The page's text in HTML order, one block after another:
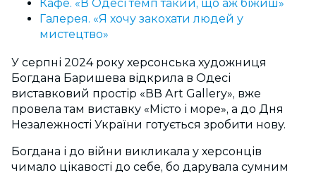
Кафе. «В Одесі темп такий, що аж біжиш»
Галерея. «Я хочу закохати людей у
мистецтво»
У серпні 2024 року херсонська художниця
Богдана Баришева відкрила в Одесі
виставковий простір «ВВ Art Gallery», вже
провела там виставку «Місто і море», а до Дня
Незалежності України готується зробити нову.
Богдана і до війни викликала у херсонців
чимало цікавості до себе, бо дарувала сумним